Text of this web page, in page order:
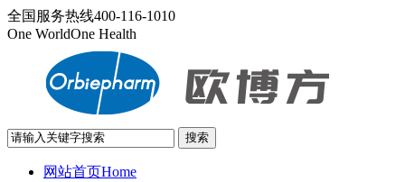
全国服务热线400-116-1010
One WorldOne Health
网站首页Home